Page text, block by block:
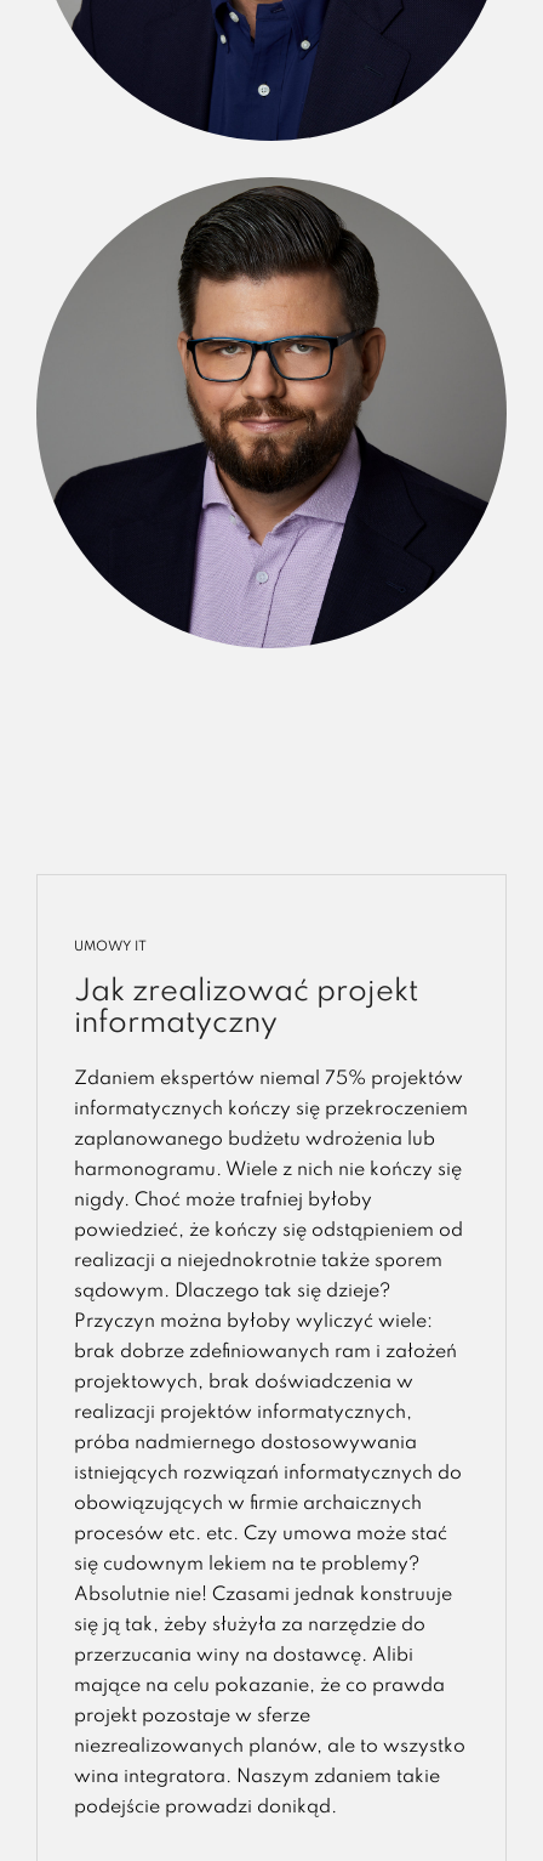
Michał Kibil
SENIOR PARTNER
UMOWY IT
Jak zrealizować projekt
informatyczny
Zdaniem ekspertów niemal 75% projektów
informatycznych kończy się przekroczeniem
zaplanowanego budżetu wdrożenia lub
harmonogramu. Wiele z nich nie kończy się
nigdy. Choć może trafniej byłoby
powiedzieć, że kończy się odstąpieniem od
realizacji a niejednokrotnie także sporem
sądowym. Dlaczego tak się dzieje?
Przyczyn można byłoby wyliczyć wiele:
brak dobrze zdefiniowanych ram i założeń
projektowych, brak doświadczenia w
realizacji projektów informatycznych,
próba nadmiernego dostosowywania
istniejących rozwiązań informatycznych do
obowiązujących w firmie archaicznych
procesów etc. etc. Czy umowa może stać
się cudownym lekiem na te problemy?
Absolutnie nie! Czasami jednak konstruuje
się ją tak, żeby służyła za narzędzie do
przerzucania winy na dostawcę. Alibi
mające na celu pokazanie, że co prawda
projekt pozostaje w sferze
niezrealizowanych planów, ale to wszystko
wina integratora. Naszym zdaniem takie
podejście prowadzi donikąd.